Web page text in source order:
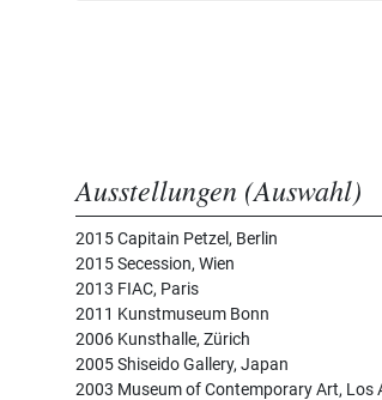
Ausstellungen (Auswahl)
2015 Capitain Petzel, Berlin
2015 Secession, Wien
2013 FIAC, Paris
2011 Kunstmuseum Bonn
2006 Kunsthalle, Zürich
2005 Shiseido Gallery, Japan
2003 Museum of Contemporary Art, Los